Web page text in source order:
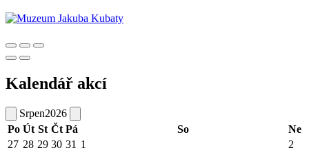
Kalendář akcí
Srpen2026
Po Út St Čt Pá So
Ne
27 28 29 30 31 1
2